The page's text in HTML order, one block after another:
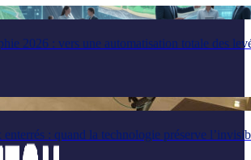
2026 : vers une automatisation totale des
enterrés : quand la technologie préserve